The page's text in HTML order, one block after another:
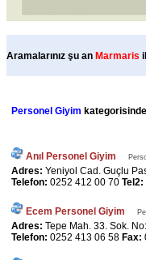
Aramalarınız şu an Marmaris
Personel Giyim
Anıl Personel Giyim
Adres: Yeniyol Cad. Guçlu
Telefon: 0252 412 00 70 Tel2:
Ecem Personel Giyim
Adres: Tepe Mah. 33. Sok.
Telefon: 0252 413 06 58 Fax: